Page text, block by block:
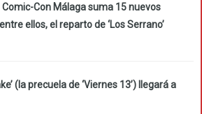
Comic-Con Málaga suma 15 nuevos
ellos, el reparto de ‘Los Serrano’
(la precuela de ‘Viernes 13’) llegará a